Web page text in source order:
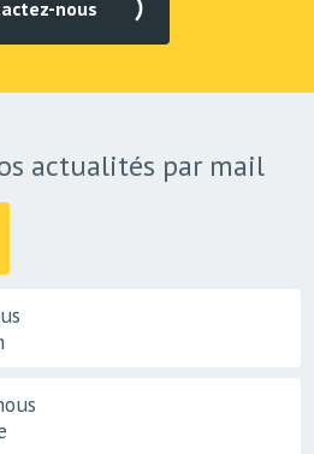
nous
actualités par mail